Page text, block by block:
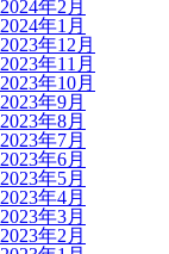
2024年2月
2024年1月
2023年12月
2023年11月
2023年10月
2023年9月
2023年8月
2023年7月
2023年6月
2023年5月
2023年4月
2023年3月
2023年2月